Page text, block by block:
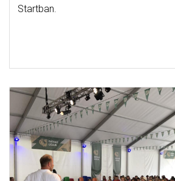
Startban.